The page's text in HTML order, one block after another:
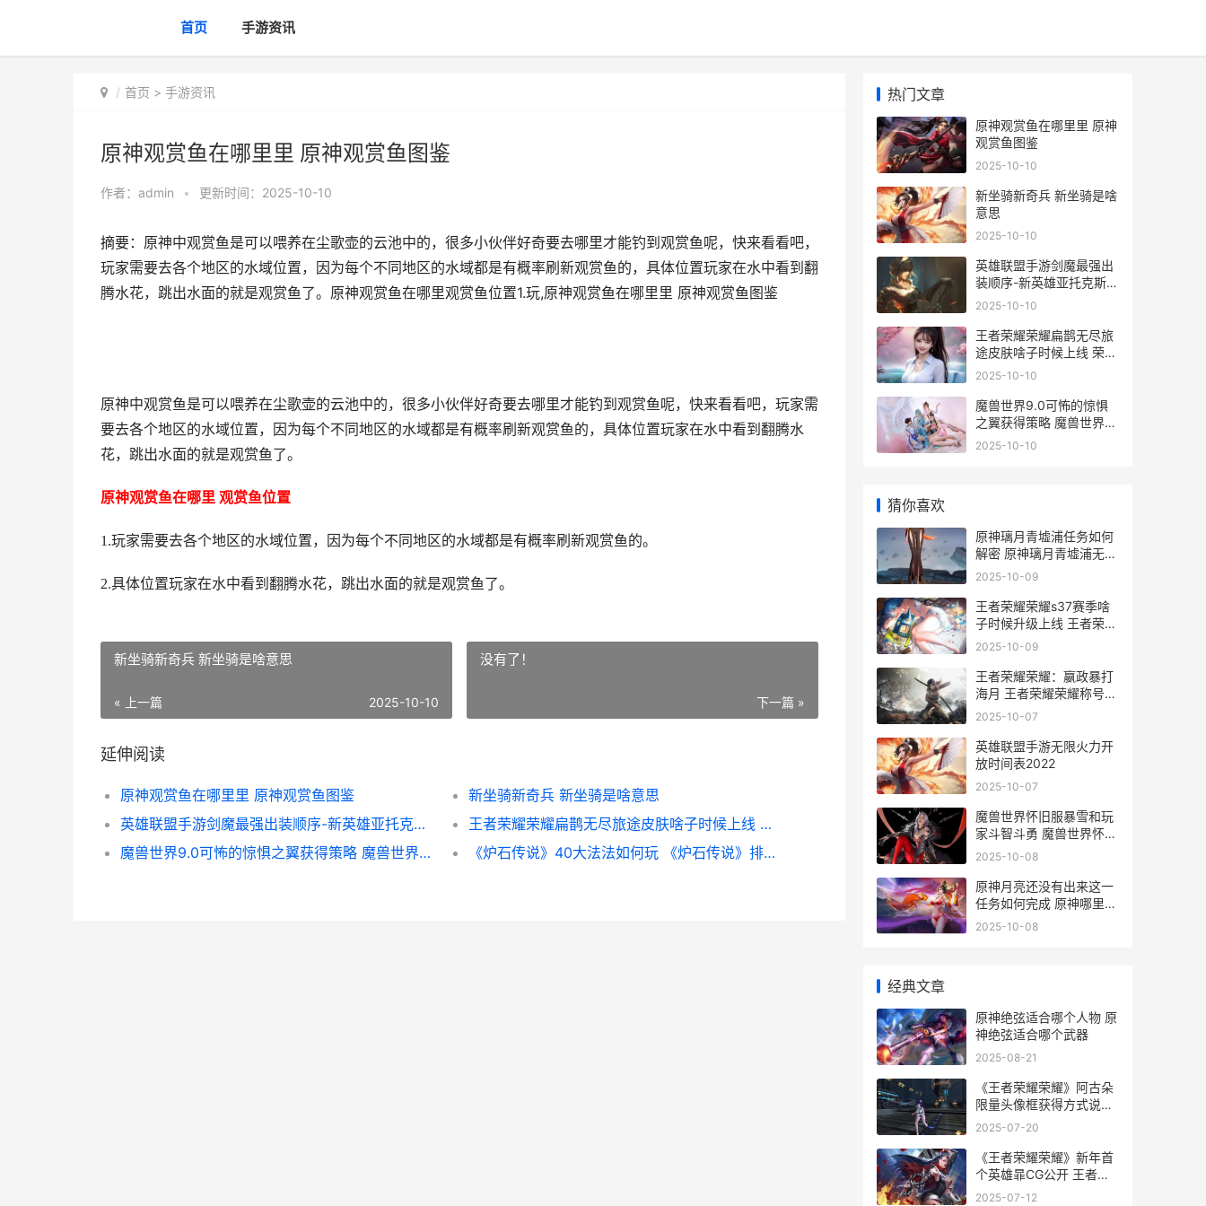
首页 手游资讯
首页 > 手游资讯
原神观赏鱼在哪里里 原神观赏鱼图鉴
作者： admin • 更新时间：2025-10-10
摘要：原神中观赏鱼是可以喂养在尘歌壶的云池中的，很多小伙伴好奇要去哪里才能钓到观赏鱼呢，快来看看吧，
玩家需要去各个地区的水域位置，因为每个不同地区的水域都是有概率刷新观赏鱼的，具体位置玩家在水中看到翻
腾水花，跳出水面的就是观赏鱼了。原神观赏鱼在哪里观赏鱼位置1.玩,原神观赏鱼在哪里里 原神观赏鱼图鉴
原神中观赏鱼是可以喂养在尘歌壶的云池中的，很多小伙伴好奇要去哪里才能钓到观赏鱼呢，快来看看吧，玩家需
要去各个地区的水域位置，因为每个不同地区的水域都是有概率刷新观赏鱼的，具体位置玩家在水中看到翻腾水
花，跳出水面的就是观赏鱼了。
原神观赏鱼在哪里 观赏鱼位置
1.玩家需要去各个地区的水域位置，因为每个不同地区的水域都是有概率刷新观赏鱼的。
2.具体位置玩家在水中看到翻腾水花，跳出水面的就是观赏鱼了。
新坐骑新奇兵 新坐骑是啥意思
« 上一篇 2025-10-10
没有了！
下一篇 »
延伸阅读
原神观赏鱼在哪里里 原神观赏鱼图鉴
新坐骑新奇兵 新坐骑是啥意思
英雄联盟手游剑魔最强出装顺序-新英雄亚托克斯怎么出装
王者荣耀荣耀扁鹊无尽旅途皮肤啥子时候上线 荣耀王者的样子
魔兽世界9.0可怖的惊惧之翼获得策略 魔兽世界十大恐怖的地方
《炉石传说》40大法法如何玩 《炉石传说》排行榜
热门文章
原神观赏鱼在哪里里 原神
观赏鱼图鉴
2025-10-10
新坐骑新奇兵 新坐骑是啥
意思
2025-10-10
英雄联盟手游剑魔最强出
装顺序-新英雄亚托克斯怎
么出装
2025-10-10
王者荣耀荣耀扁鹊无尽旅
途皮肤啥子时候上线 荣耀
王者的样子
2025-10-10
魔兽世界9.0可怖的惊惧
之翼获得策略 魔兽世界十
大恐怖的地方
2025-10-10
猜你喜欢
原神璃月青墟浦任务如何
解密 原神璃月青墟浦无名
宝藏位置
2025-10-09
王者荣耀荣耀s37赛季啥
子时候升级上线 王者荣耀
荣耀之章
2025-10-09
王者荣耀荣耀：嬴政暴打
海月 王者荣耀荣耀称号哪
个含金量最高
2025-10-07
英雄联盟手游无限火力开
放时间表2022
2025-10-07
魔兽世界怀旧服暴雪和玩
家斗智斗勇 魔兽世界怀旧
服巫妖王之怒
2025-10-08
原神月亮还没有出来这一
任务如何完成 原神哪里有
月亮
2025-10-08
经典文章
原神绝弦适合哪个人物 原
神绝弦适合哪个武器
2025-08-21
《王者荣耀荣耀》阿古朵
限量头像框获得方式说明
王者荣耀荣耀印记怎么得
2025-07-20
《王者荣耀荣耀》新年首
个英雄暃CG公开 王者荣
耀荣耀黄金是什么段位
2025-07-12